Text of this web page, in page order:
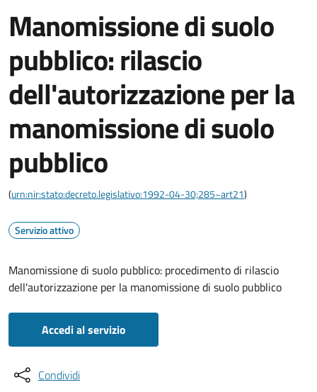
Manomissione di suolo
pubblico: rilascio
dell'autorizzazione per la
manomissione di suolo
pubblico
(urn:nir:stato:decreto.legislativo:1992-04-30;285~art21)
Servizio attivo
Manomissione di suolo pubblico: procedimento di rilascio
dell'autorizzazione per la manomissione di suolo pubblico
Accedi al servizio
Condividi